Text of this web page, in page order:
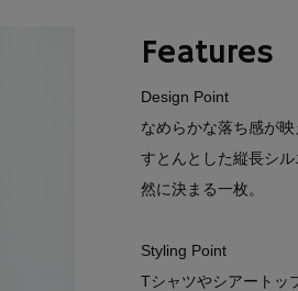
Features
Design Point
なめらかな落ち感が映
すとんとした縦長シ
然に決まる一枚。
Styling Point
Tシャツやシアートッ